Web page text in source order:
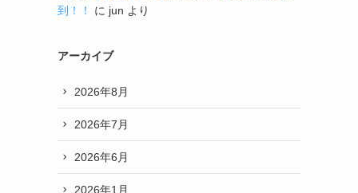
到！！
に jun より
アーカイブ
2026年8月
2026年7月
2026年6月
2026年1月